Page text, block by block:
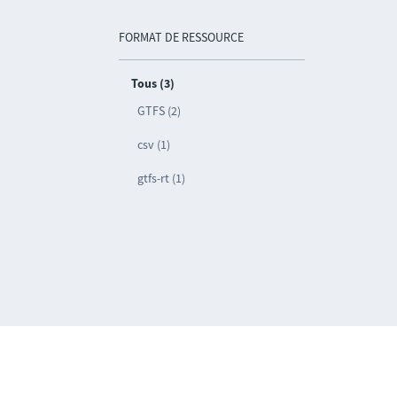
FORMAT DE RESSOURCE
Tous (3)
GTFS (2)
csv (1)
gtfs-rt (1)